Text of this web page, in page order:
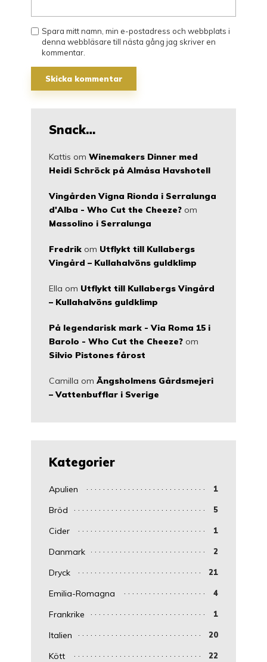
Spara mitt namn, min e-postadress och webbplats i
denna webbläsare till nästa gång jag skriver en
kommentar.
Snack…
Kattis om Winemakers Dinner med
Heidi Schröck på Almåsa Havshotell
Vingården Vigna Rionda i Serralunga
d'Alba - Who Cut the Cheeze? om
Massolino i Serralunga
Fredrik om Utflykt till Kullabergs
Vingård – Kullahalvöns guldklimp
Ella om Utflykt till Kullabergs Vingård
– Kullahalvöns guldklimp
På legendarisk mark - Via Roma 15 i
Barolo - Who Cut the Cheeze? om
Silvio Pistones fårost
Camilla om Ängsholmens Gårdsmejeri
– Vattenbufflar i Sverige
Kategorier
Apulien 1
Bröd 5
Cider 1
Danmark 2
Dryck 21
Emilia-Romagna 4
Frankrike 1
Italien 20
Kött 22